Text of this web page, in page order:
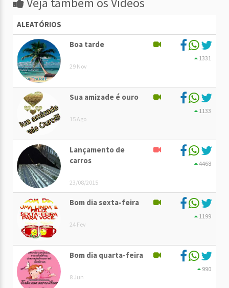
ALEATÓRIOS
Boa tarde
29 Nov
1331
Sua amizade é ouro
15 Ago
1133
Lançamento de
carros
23/08/2015
4468
Bom dia sexta-feira
24 Fev
1199
Bom dia quarta-feira
8 Jun
990